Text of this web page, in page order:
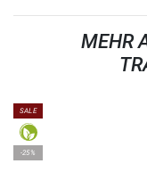
MEHR
SALE
-25%